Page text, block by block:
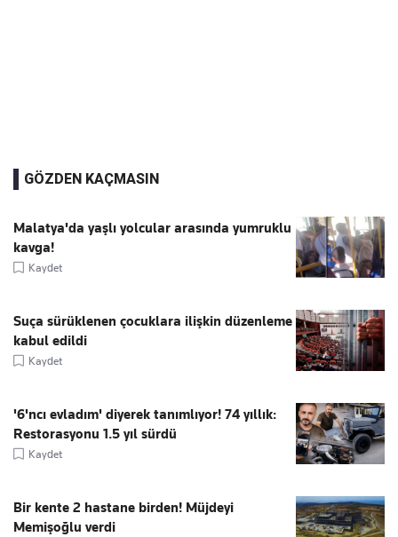
GÖZDEN KAÇMASIN
Malatya'da yaşlı yolcular arasında yumruklu
kavga!
Kaydet
Suça sürüklenen çocuklara ilişkin düzenleme
kabul edildi
Kaydet
'6'ncı evladım' diyerek tanımlıyor! 74 yıllık:
Restorasyonu 1.5 yıl sürdü
Kaydet
Bir kente 2 hastane birden! Müjdeyi
Memişoğlu verdi